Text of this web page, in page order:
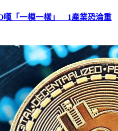
嘆「一模一樣」 1產業恐淪重